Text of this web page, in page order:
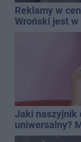
Reklamy w
Wroński jest w
Jaki naszyjnik
uniwersalny?
wielu stylizacji